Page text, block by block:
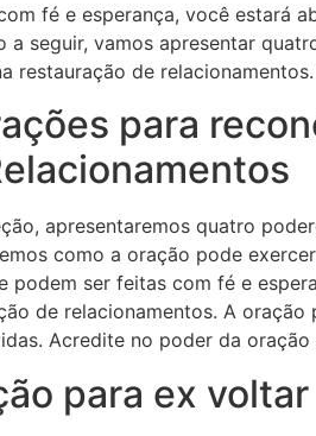
fé e esperança, você estará
a seguir, vamos apresentar
restauração de
para
apresentaremos quatro
como a oração pode
podem ser feitas com fé e
de relacionamentos. A
Acredite no poder da
para ex voltar